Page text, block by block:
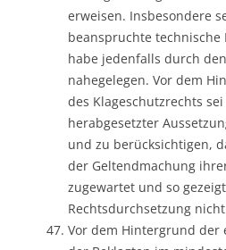
erweisen. Insbesondere
beanspruchte
habe jedenfalls durch
nahegelegen. Vor dem
des Klageschutzrechts
herabgesetzter
und zu berücksichtigen,
der Geltendmachung
zugewartet und so
Rechtsdurchsetzung
Vor dem Hintergrund der